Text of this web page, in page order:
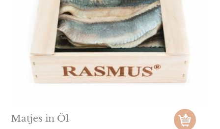
Matjes in Öl